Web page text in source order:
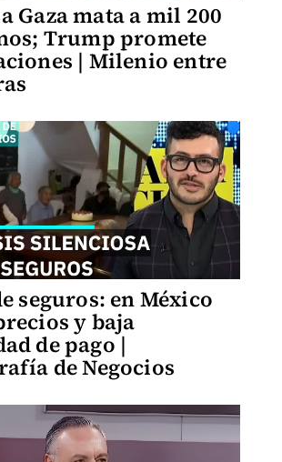
Gaza mata a mil 200
Trump promete
| Milenio entre
seguros: en México
y baja
de pago |
de Negocios